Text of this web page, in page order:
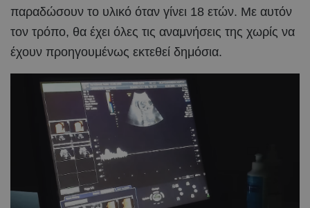
παραδώσουν το υλικό όταν γίνει 18 ετών. Με αυτόν
τον τρόπο, θα έχει όλες τις αναμνήσεις της χωρίς να
έχουν προηγουμένως εκτεθεί δημόσια.